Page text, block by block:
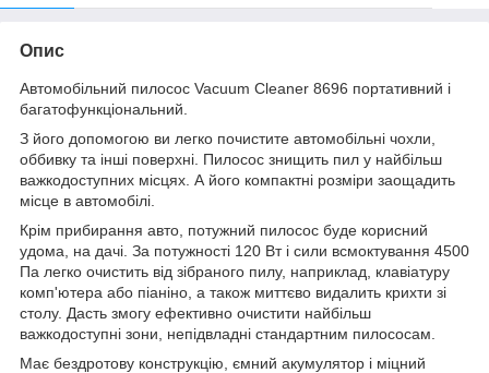
Опис
Автомобільний пилосос Vacuum Cleaner 8696 портативний і
багатофункціональний.
З його допомогою ви легко почистите автомобільні чохли,
оббивку та інші поверхні. Пилосос знищить пил у найбільш
важкодоступних місцях. А його компактні розміри заощадить
місце в автомобілі.
Крім прибирання авто, потужний пилосос буде корисний
удома, на дачі. За потужності 120 Вт і сили всмоктування 4500
Па легко очистить від зібраного пилу, наприклад, клавіатуру
комп'ютера або піаніно, а також миттєво видалить крихти зі
столу. Дасть змогу ефективно очистити найбільш
важкодоступні зони, непідвладні стандартним пилососам.
Має бездротову конструкцію, ємний акумулятор і міцний